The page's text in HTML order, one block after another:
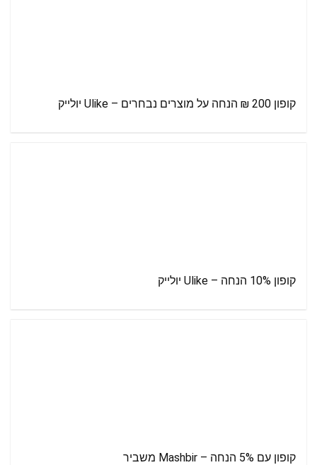
קופון 200 ₪ הנחה על מוצרים נבחרים – Ulike יולייק
קופון 10% הנחה – Ulike יולייק
קופון עם 5% הנחה – Mashbir משביר